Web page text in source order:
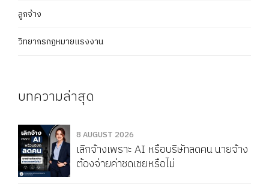
ลูกจ้าง
วิทยากรกฎหมายแรงงาน
บทความล่าสุด
8 AUGUST 2026
เลิกจ้างเพราะ AI หรือบริษัทลดคน นายจ้าง
ต้องจ่ายค่าชดเชยหรือไม่